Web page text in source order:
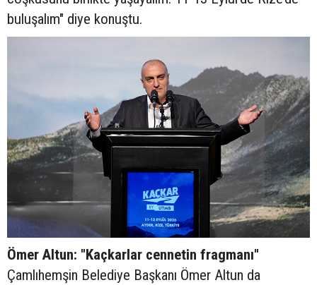
buluşalım" diye konuştu.
Ömer Altun: "Kaçkarlar cennetin fragmanı"
Çamlıhemşin Belediye Başkanı Ömer Altun da